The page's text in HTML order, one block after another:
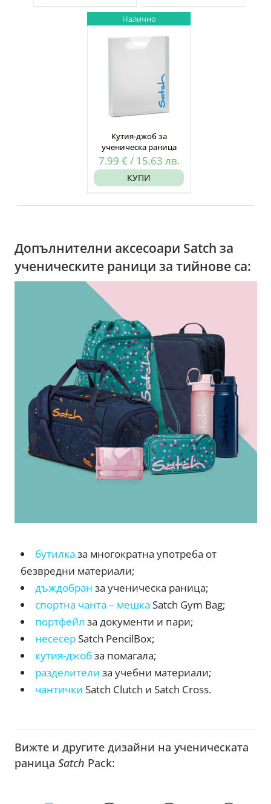
Налично
Кутия-джоб за
ученическа раница
7.99 € / 15.63 лв.
КУПИ
Допълнителни аксесоари Satch за
ученическите раници за тийнове са:
бутилказа многократна употреба от
безвредни материали;
дъждобран за ученическа раница;
спортна чанта – мешка Satch Gym Bag;
портфейл за документи и пари;
несесерSatch PencilBox;
кутия-джобза помагала;
разделителиза учебни материали;
чантички Satch Clutch и Satch Cross.
Вижте и другите дизайни на ученическата
раницаSatch Pack: